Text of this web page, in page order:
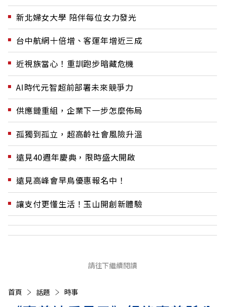
新北婦女大學 陪伴每位女力發光
台中航網十倍增、客運年增近三成
近視族當心！重訓跑步暗藏危機
AI時代元智超前部署未來競爭力
供應鏈重組，企業下一步怎麼佈局
孤獨到孤立，超高齡社會風險升溫
遠見40週年慶典，限時盛大開啟
遠見高峰會早鳥優惠報名中！
讓支付更懂生活！玉山開創新體驗
請往下繼續閱讀
首頁 話題 時事